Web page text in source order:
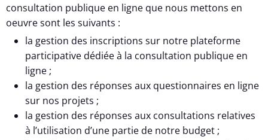
consultation publique en ligne que nous mettons en
oeuvre sont les suivants :
la gestion des inscriptions sur notre plateforme
participative dédiée à la consultation publique en
ligne ;
la gestion des réponses aux questionnaires en ligne
sur nos projets ;
la gestion des réponses aux consultations relatives
à l’utilisation d’une partie de notre budget ;